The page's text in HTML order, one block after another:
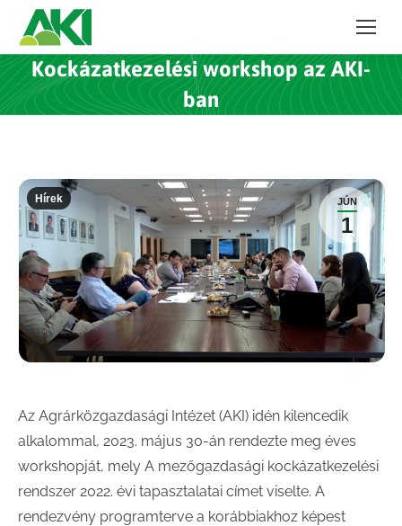
Kockázatkezelési workshop az AKI-
ban
JÚN
1
Hírek
Az Agrárközgazdasági Intézet (AKI) idén kilencedik
alkalommal, 2023. május 30-án rendezte meg éves
workshopját, mely A mezőgazdasági kockázatkezelési
rendszer 2022. évi tapasztalatai címet viselte. A
rendezvény programterve a korábbiakhoz képest